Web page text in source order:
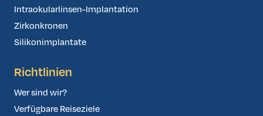
Intraokularlinsen-Implantation
Zirkonkronen
Silikonimplantate
Richtlinien
Wer sind wir?
Verfügbare Reiseziele